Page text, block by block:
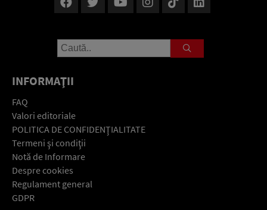
INFORMAŢII
FAQ
Valori editoriale
POLITICA DE CONFIDENŢIALITATE
Termeni şi condiţii
Notă de Informare
Despre cookies
Regulament general
GDPR